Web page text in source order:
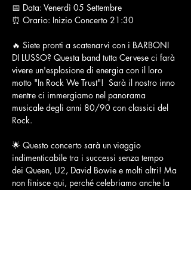
📅 Data: Venerdì 05 Settembre
⏰ Orario: Inizio Concerto 21:30
🔥 Siete pronti a scatenarvi con i BARBONI
DI LUSSO? Questa band tutta Cervese ci farà
vivere un'esplosione di energia con il loro
motto "In Rock We Trust"!  Sarà il nostro inno
mentre ci immergiamo nel panorama
musicale degli anni 80/90 con classici del
Rock.
🌟 Questo concerto sarà un viaggio
indimenticabile tra i successi senza tempo
dei Queen, U2, David Bowie e molti altri! Ma
non finisce qui, perché celebriamo anche la